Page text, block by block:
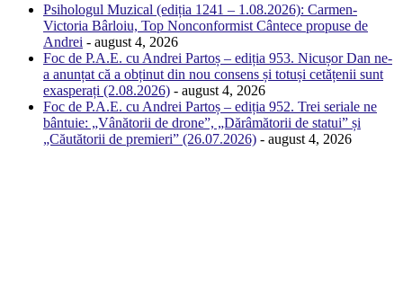
Psihologul Muzical (ediția 1241 – 1.08.2026): Carmen-
Victoria Bârloiu, Top Nonconformist Cântece propuse de
Andrei - august 4, 2026
Foc de P.A.E. cu Andrei Partoș – ediția 953. Nicușor Dan ne-
a anunțat că a obținut din nou consens și totuși cetățenii sunt
exasperați (2.08.2026) - august 4, 2026
Foc de P.A.E. cu Andrei Partoș – ediția 952. Trei seriale ne
bântuie: „Vânătorii de drone”, „Dărâmătorii de statui” și
„Căutătorii de premieri” (26.07.2026) - august 4, 2026